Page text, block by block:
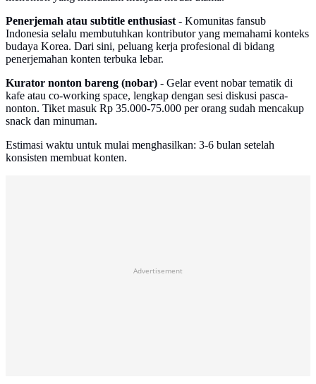
Penerjemah atau subtitle enthusiast - Komunitas fansub
Indonesia selalu membutuhkan kontributor yang memahami konteks
budaya Korea. Dari sini, peluang kerja profesional di bidang
penerjemahan konten terbuka lebar.
Kurator nonton bareng (nobar) - Gelar event nobar tematik di
kafe atau co-working space, lengkap dengan sesi diskusi pasca-
nonton. Tiket masuk Rp 35.000-75.000 per orang sudah mencakup
snack dan minuman.
Estimasi waktu untuk mulai menghasilkan: 3-6 bulan setelah
konsisten membuat konten.
Advertisement